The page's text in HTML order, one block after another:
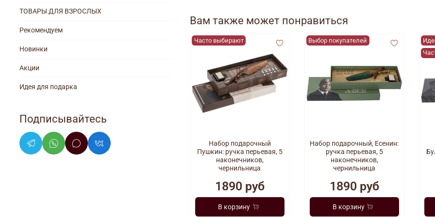
от
Вам также может понравиться
Часто выбирают
Набор подарочный
Пушкин: ручка перьевая, 5
наконечников,
чернильница
1890 руб
В корзину
Выбор покупателей
Набор подарочный, Есенин:
ручка перьевая, 5
наконечников,
чернильница
1890 руб
В корзину
ТОВАРЫ ДЛЯ ВЗРОСЛЫХ
Рекомендуем
Новинки
Акции
Идея для подарка
Подписывайтесь